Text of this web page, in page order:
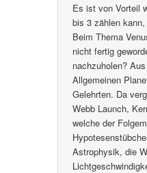
Es ist von Vorteil
bis 3 zählen
Beim Thema
nicht fertig
nachzuholen?
Allgemeinen
Gelehrten. Da
Webb Launch,
welche der
Astrophysik, die